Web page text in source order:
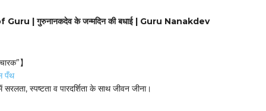
| गुरुनानकदेव के जन्मदिन की बधाई | Guru Nanakdev
】
पँथ
सरलता, स्पष्टता व पारदर्शिता के साथ जीवन जीना।